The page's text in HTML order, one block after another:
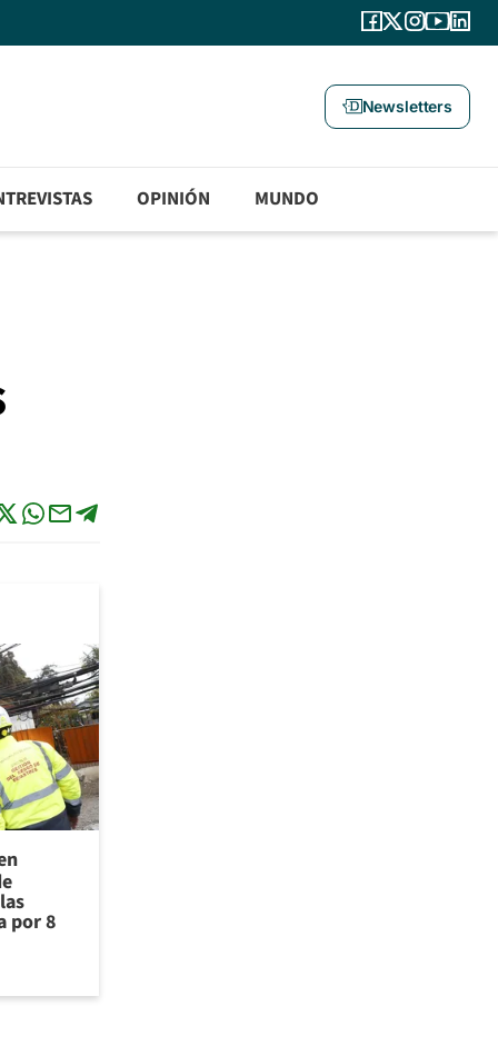
Newsletters
OPINIÓN MUNDO
por 8